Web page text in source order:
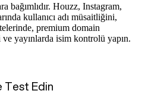
bağımlıdır. Houzz, Instagram,
kullanıcı adı müsaitliğini,
premium domain
yayınlarda isim kontrolü yapın.
Test Edin